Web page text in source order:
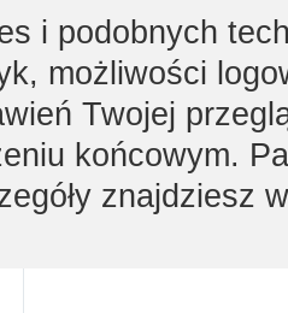
i podobnych
możliwości
Twojej
końcowym.
znajdziesz